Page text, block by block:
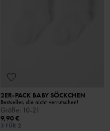
2ER-PACK BABY SÖCKCHEN
Bestseller, die nicht verrutschen!
Größe: 10-21
9,90 €
3 FÜR 2